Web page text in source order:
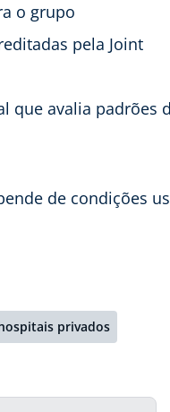
o grupo
pela Joint
que avalia
de condições
privados